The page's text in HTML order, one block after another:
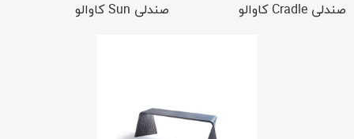
صندلی Cradle کاوالو صندلی Sun کاوالو